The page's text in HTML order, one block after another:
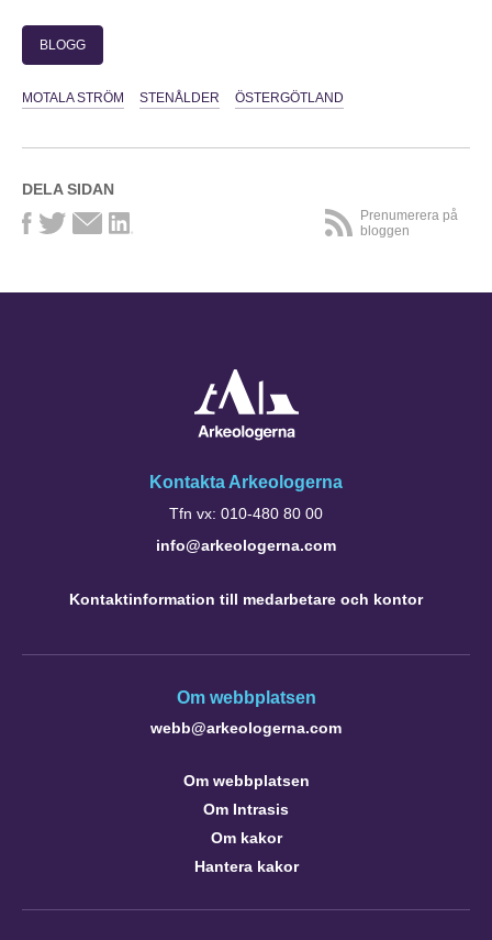
BLOGG
MOTALA STRÖM STENÅLDER ÖSTERGÖTLAND
DELA SIDAN
Prenumerera på
bloggen
Kontakta Arkeologerna
Tfn vx: 010-480 80 00
info@arkeologerna.com
Kontaktinformation till medarbetare och kontor
Om webbplatsen
webb@arkeologerna.com
Om webbplatsen
Om Intrasis
Om kakor
Hantera kakor